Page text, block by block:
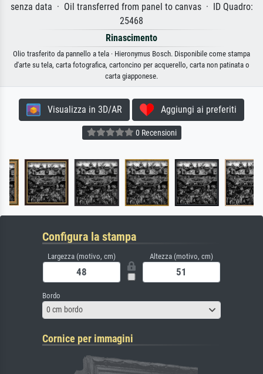
senza data · Oil transferred from panel to canvas · ID Quadro:
25468
Rinascimento
Olio trasferito da pannello a tela · Hieronymus Bosch. Disponibile come stampa
d'arte su tela, carta fotografica, cartoncino per acquerello, carta non patinata o
carta giapponese.
Visualizza in 3D/AR Aggiungi ai preferiti
0 Recensioni
Configura la stampa
Largezza (motivo, cm) Altezza (motivo, cm)
Bordo
0 cm bordo
Cornice per immagini